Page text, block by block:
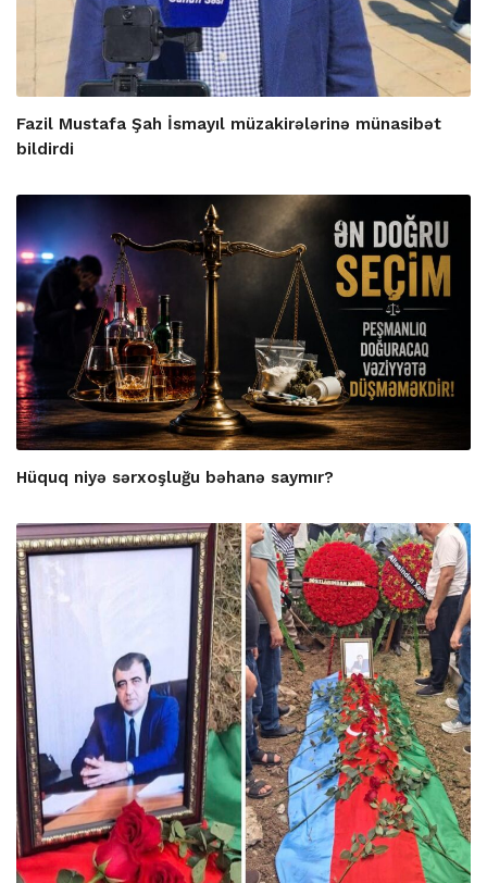
Fazil Mustafa Şah İsmayıl müzakirələrinə münasibət
bildirdi
Hüquq niyə sərxoşluğu bəhanə saymır?